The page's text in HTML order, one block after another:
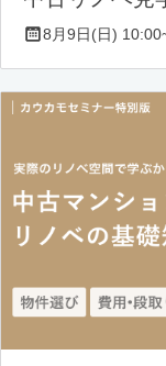
8月9日(日)